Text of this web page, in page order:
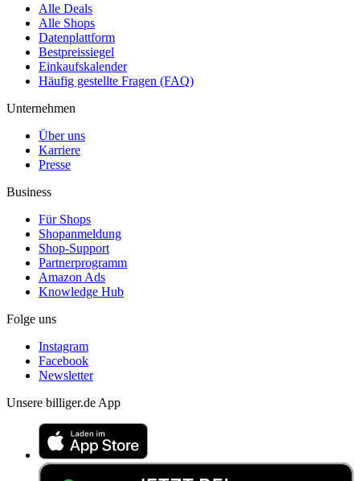
Alle Deals
Alle Shops
Datenplattform
Bestpreissiegel
Einkaufskalender
Häufig gestellte Fragen (FAQ)
Unternehmen
Über uns
Karriere
Presse
Business
Für Shops
Shopanmeldung
Shop-Support
Partnerprogramm
Amazon Ads
Knowledge Hub
Folge uns
Instagram
Facebook
Newsletter
Unsere billiger.de App